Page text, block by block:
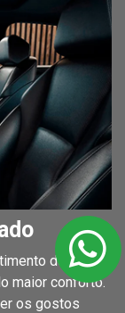
dos
maior conforto.
os gostos